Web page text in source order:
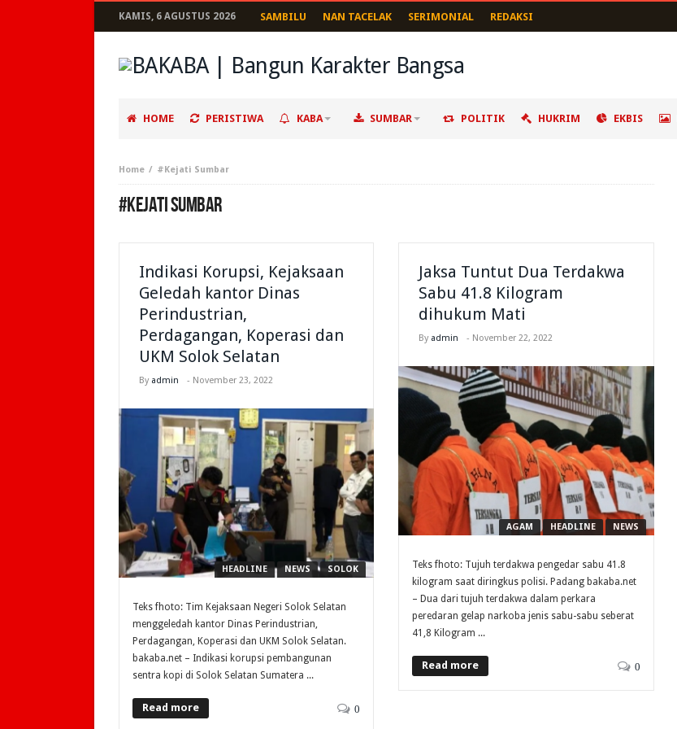
KAMIS, 6 AGUSTUS 2026 SAMBILU NAN TACELAK SERIMONIAL REDAKSI
HOME PERISTIWA KABA SUMBAR POLITIK HUKRIM EKBIS
Home #Kejati Sumbar
#KEJATI SUMBAR
Indikasi Korupsi, Kejaksaan
Geledah kantor Dinas
Perindustrian,
Perdagangan, Koperasi dan
UKM Solok Selatan
By admin - November 23, 2022
HEADLINE NEWS SOLOK
Teks fhoto: Tim Kejaksaan Negeri Solok Selatan
menggeledah kantor Dinas Perindustrian,
Perdagangan, Koperasi dan UKM Solok Selatan.
bakaba.net – Indikasi korupsi pembangunan
sentra kopi di Solok Selatan Sumatera ...
Read more 0
Jaksa Tuntut Dua Terdakwa
Sabu 41.8 Kilogram
dihukum Mati
By admin - November 22, 2022
AGAM HEADLINE NEWS
Teks fhoto: Tujuh terdakwa pengedar sabu 41.8
kilogram saat diringkus polisi. Padang bakaba.net
– Dua dari tujuh terdakwa dalam perkara
peredaran gelap narkoba jenis sabu-sabu seberat
41,8 Kilogram ...
Read more 0